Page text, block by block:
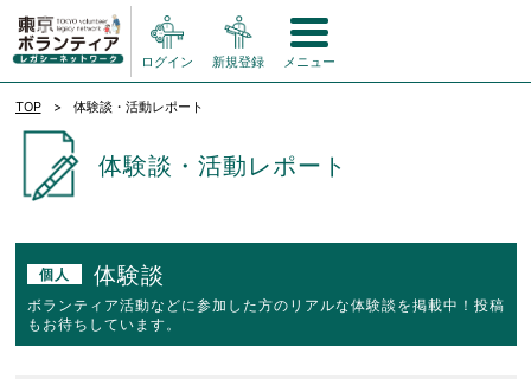
ログイン 新規登録 メニュー
TOP 体験談・活動レポート
体験談・活動レポート
個人 体験談
ボランティア活動などに参加した方のリアルな体験談を掲載中！投稿
もお待ちしています。